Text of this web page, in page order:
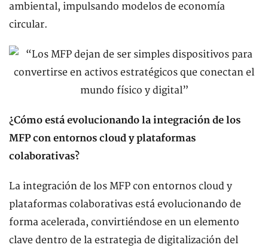
ambiental, impulsando modelos de economía
circular.
¿Cómo está evolucionando la integración de los
MFP con entornos cloud y plataformas
colaborativas?
La integración de los MFP con entornos cloud y
plataformas colaborativas está evolucionando de
forma acelerada, convirtiéndose en un elemento
clave dentro de la estrategia de digitalización del